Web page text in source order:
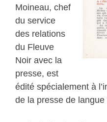
Moineau, chef
du service
des relations
du Fleuve
Noir avec la
presse, est
édité spécialement à
de la presse de langue